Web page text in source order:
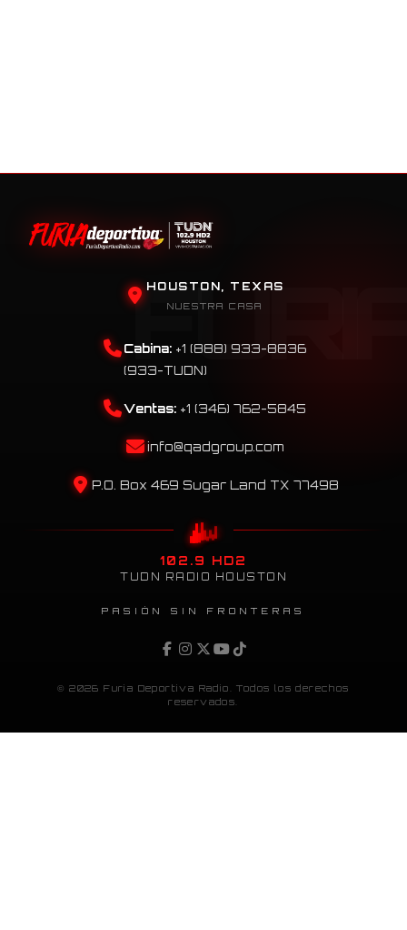
HOUSTON, TEXAS
NUESTRA CASA
Cabina: +1 (888) 933-8836
(933-TUDN)
Ventas: +1 (346) 762-5845
info@qadgroup.com
P.O. Box 469 Sugar Land TX 77498
102.9 HD2
TUDN RADIO HOUSTON
PASIÓN SIN FRONTERAS
© 2026 Furia Deportiva Radio. Todos los derechos
reservados.